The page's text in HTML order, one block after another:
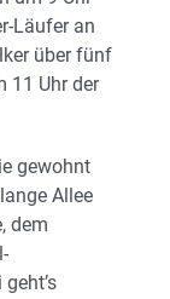
Läufer an
über fünf
11 Uhr der
gewohnt
Allee
dem